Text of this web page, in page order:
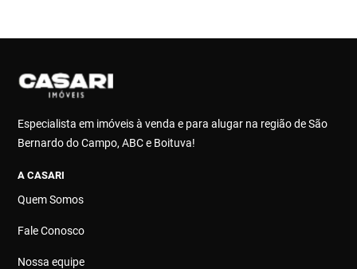
Especialista em imóveis à venda e para alugar na região de São
Bernardo do Campo, ABC e Boituva!
A CASARI
Quem Somos
Fale Conosco
Nossa equipe